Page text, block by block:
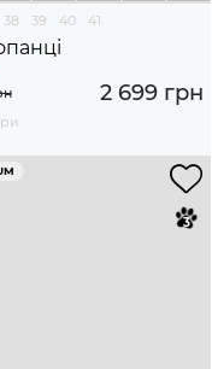
38 39 40 41
2 699 грн